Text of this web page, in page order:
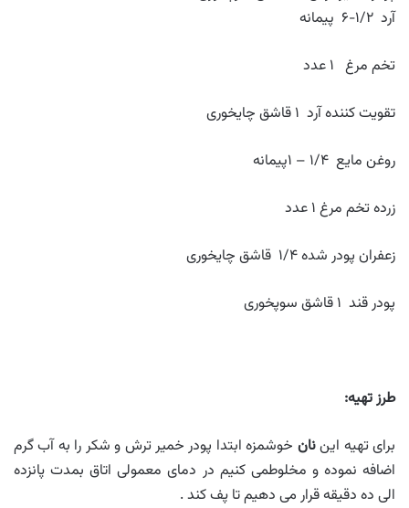
آرد ۱/۲-۶ پیمانه
تخم مرغ ۱ عدد
تقویت کننده آرد ۱ قاشق چایخوری
روغن مایع ۱/۴ – ۱پیمانه
زرده تخم مرغ ۱ عدد
زعفران پودر شده ۱/۴ قاشق چایخوری
پودر قند ۱ قاشق سوپخوری
طرز تهیه:
برای تهیه ایننان خوشمزه ابتدا پودر خمیر ترش و شکر را به آب گرم
اضافه نموده و مخلوطمی کنیم در دمای معمولی اتاق بمدت پانزده
الی ده دقیقه قرار می دهیم تا پف کند .